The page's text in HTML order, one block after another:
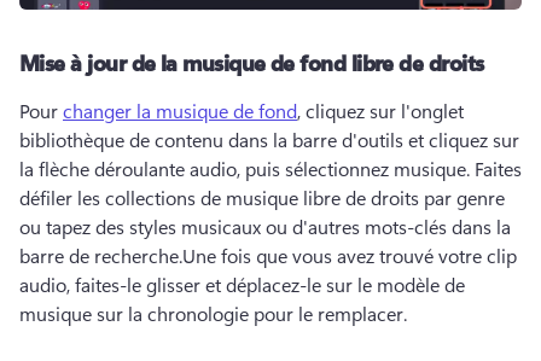
Mise à jour de la musique de fond libre de droits
Pour changer la musique de fond, cliquez sur l'onglet
bibliothèque de contenu dans la barre d'outils et cliquez sur
la flèche déroulante audio, puis sélectionnez musique. Faites
défiler les collections de musique libre de droits par genre
ou tapez des styles musicaux ou d'autres mots-clés dans la
barre de recherche.Une fois que vous avez trouvé votre clip
audio, faites-le glisser et déplacez-le sur le modèle de
musique sur la chronologie pour le remplacer.